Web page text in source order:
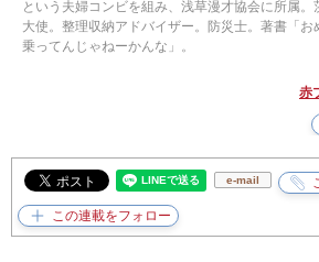
という夫婦コンビを組み、浅草漫才協会に所属。
大使。整理収納アドバイザー。防災士。著書「
乗ってんじゃねーかんな」。
赤
e-mail